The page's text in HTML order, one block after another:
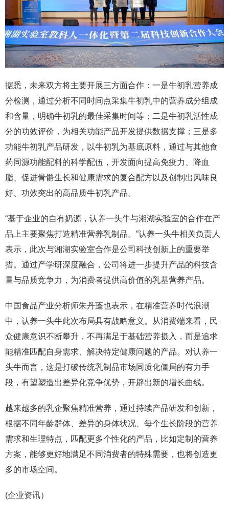
据悉，未来双方将主要开展三方面合作：一是牛初乳营养成
分检测，通过分析不同时间点采集牛初乳中的营养成分组成
和含量，明确牛初乳的最佳采集时间等；二是牛初乳活性成
分的功效评价，为相关功能产品开发提供数据支撑；三是多
功能牛初乳产品研发，以牛初乳为基底原料，通过与其他食
药同源功能配料的科学配伍，开发面向提高免疫力、降血
脂、促进骨骼生长和健康需求的复合配方以及创制出风味良
好、功效突出的高品质牛初乳产品。
“基于企业的自有奶源，认养一头牛与湘湖实验室的合作在产
品上主要聚焦打造精准营养乳制品。”认养一头牛相关负责人
表示，此次与湘湖实验室合作是公司科技创新上的重要举
措。通过产学研深度融合，公司将进一步提升产品的科技含
量与品质竞争力，为消费者提供高价值的乳基营养产品。
中国食品产业分析师朱丹蓬也表示，在精准营养时代浪潮
中，认养一头牛此次布局具有战略意义。从消费端来看，民
众健康意识不断攀升，不再满足于基础营养摄入，而是追求
能精准匹配自身需求、解决特定健康问题的产品。对认养一
头牛而言，这是打破传统乳制品市场同质化僵局的有力手
段，有望塑造出差异化竞争优势，开辟出新的增长曲线。
越来越多的乳企聚焦精准营养，通过持续产品研发和创新，
根据不同年龄群体、差异的身体状况、每个生长阶段的营养
需求和生理特点，匹配更多个性化的产品，比如定制的营养
方案，能够更好地满足不同消费者的特殊需要，也将创造更
多的市场空间。
(企业资讯）